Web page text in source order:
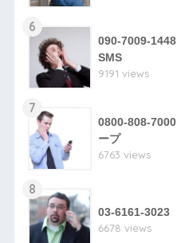
6
090-7009-
SMS
9191 views
7
0800-808-
ープ
6763 views
8
03-6161-3023
6678 views